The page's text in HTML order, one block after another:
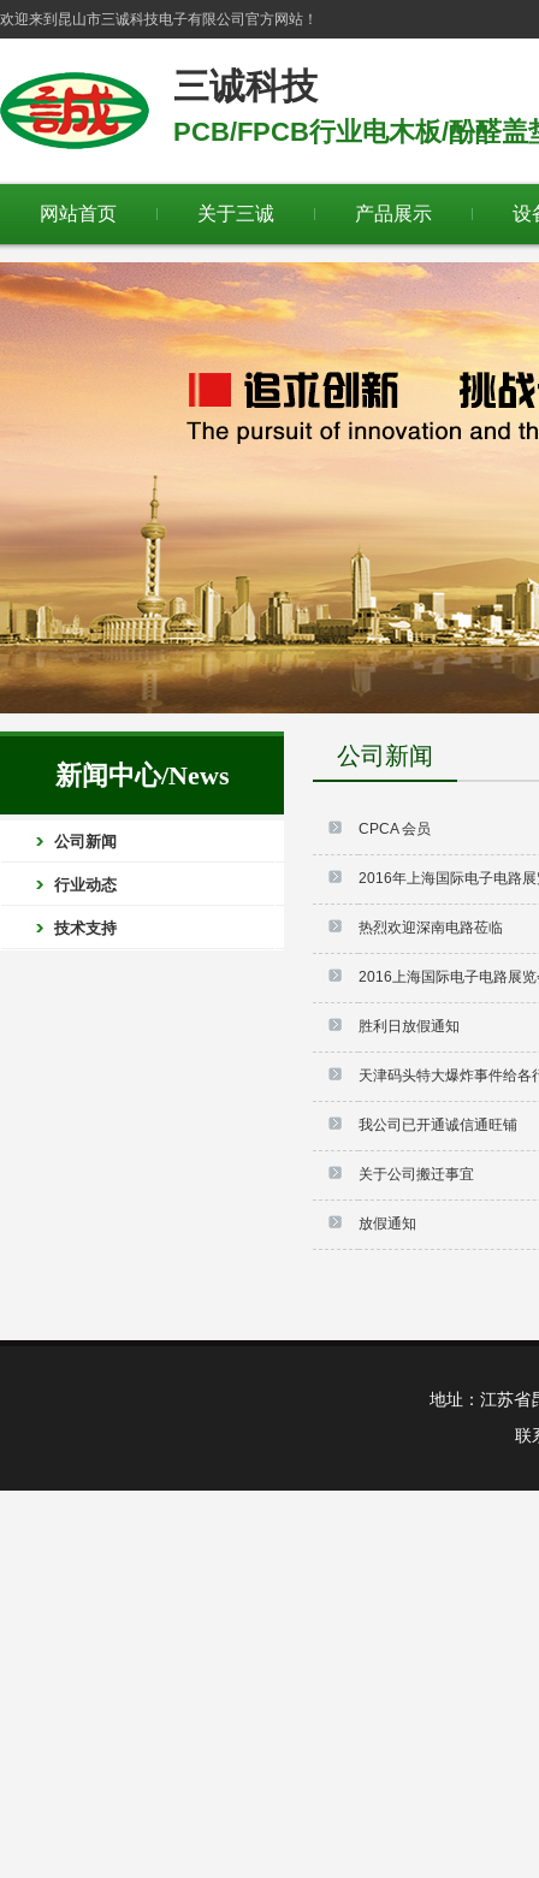
欢迎来到 昆山市三诚科技电子有限公司 官方网站！
三诚科技
PCB/FPCB行业电木板/酚醛盖
网站首页 关于三诚 产品展示 设
新闻中心/News
公司新闻
行业动态
技术支持
公司新闻
CPCA 会员
2016年上海国际电子电路
热烈欢迎深南电路莅临
2016上海国际电子电路展
胜利日放假通知
天津码头特大爆炸事件给各
我公司已开通诚信通旺铺
关于公司搬迁事宜
放假通知
地址：江苏省
联